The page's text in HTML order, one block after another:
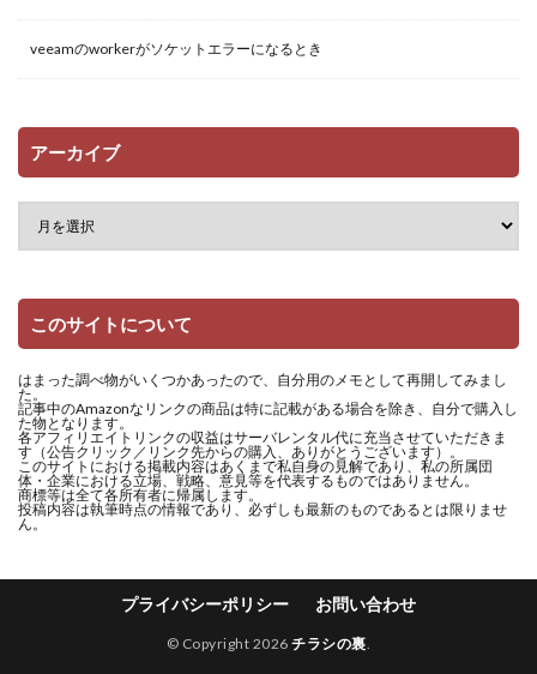
veeamのworkerがソケットエラーになるとき
アーカイブ
このサイトについて
はまった調べ物がいくつかあったので、自分用のメモとして再開してみまし
た。
記事中のAmazonなリンクの商品は特に記載がある場合を除き、自分で購入し
た物となります。
各アフィリエイトリンクの収益はサーバレンタル代に充当させていただきま
す（公告クリック／リンク先からの購入、ありがとうございます）。
このサイトにおける掲載内容はあくまで私自身の見解であり、私の所属団
体・企業における立場、戦略、意見等を代表するものではありません。
商標等は全て各所有者に帰属します。
投稿内容は執筆時点の情報であり、必ずしも最新のものであるとは限りませ
ん。
プライバシーポリシー お問い合わせ
© Copyright 2026チラシの裏.